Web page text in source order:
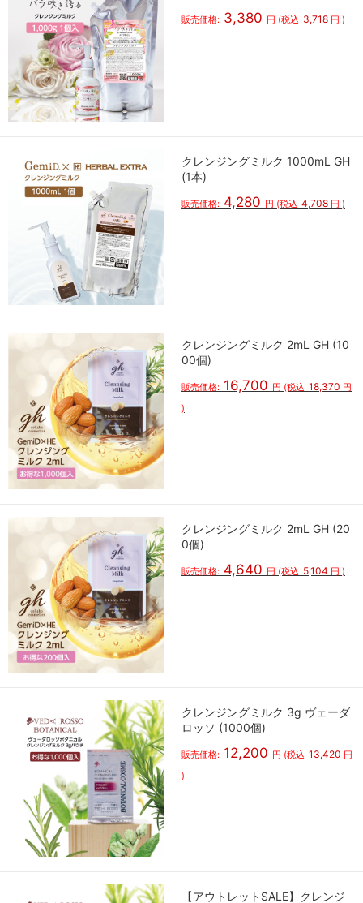
販売価格: 3,380 円 (税込 3,718 円 )
クレンジングミルク 1000mL GH
(1本)
販売価格: 4,280 円 (税込 4,708 円 )
クレンジングミルク 2mL GH (10
00個)
販売価格: 16,700 円 (税込 18,370 円
)
クレンジングミルク 2mL GH (20
0個)
販売価格: 4,640 円 (税込 5,104 円 )
クレンジングミルク 3g ヴェーダ
ロッソ (1000個)
販売価格: 12,200 円 (税込 13,420 円
)
【アウトレットSALE】クレンジ